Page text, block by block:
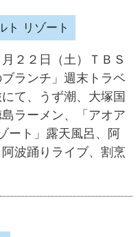
ト リゾート
２２日（土）ＴＢＳ
ランチ」週末トラベ
て、うず潮、大塚国
ラーメン、「アオア
ート」露天風呂、阿
波踊りライブ、割烹